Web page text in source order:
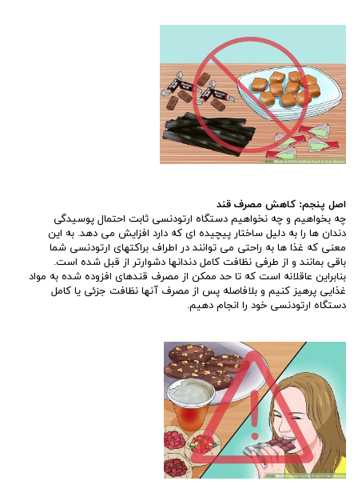
اصل پنجم: کاهش مصرف قند
چه بخواهیم و چه نخواهیم دستگاه ارتودنسی ثابت احتمال پوسیدگی
دندان ها را به دلیل ساختار پیچیده ای که دارد افزایش می دهد. به این
معنی که غذا ها به راحتی می توانند در اطراف براکتهای ارتودنسی شما
باقی بمانند و از طرفی نظافت کامل دندانها دشوارتر از قبل شده است.
بنابراین عاقلانه است که تا حد ممکن از مصرف قندهای افزوده شده به مواد
غذایی پرهیز کنیم و بلافاصله پس از مصرف آنها نظافت جزئی یا کامل
دستگاه ارتودنسی خود را انجام دهیم.